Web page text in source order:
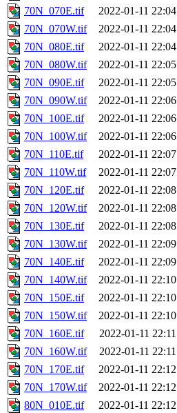
70N_070E.tif
2022-01-11 22:04
70N_070W.tif
2022-01-11 22:04
70N_080E.tif
2022-01-11 22:04
70N_080W.tif
2022-01-11 22:05
70N_090E.tif
2022-01-11 22:05
70N_090W.tif
2022-01-11 22:06
70N_100E.tif
2022-01-11 22:06
70N_100W.tif
2022-01-11 22:06
70N_110E.tif
2022-01-11 22:07
70N_110W.tif
2022-01-11 22:07
70N_120E.tif
2022-01-11 22:08
70N_120W.tif
2022-01-11 22:08
70N_130E.tif
2022-01-11 22:08
70N_130W.tif
2022-01-11 22:09
70N_140E.tif
2022-01-11 22:09
70N_140W.tif
2022-01-11 22:10
70N_150E.tif
2022-01-11 22:10
70N_150W.tif
2022-01-11 22:10
70N_160E.tif
2022-01-11 22:11
70N_160W.tif
2022-01-11 22:11
70N_170E.tif
2022-01-11 22:12
70N_170W.tif
2022-01-11 22:12
80N_010E.tif
2022-01-11 22:12